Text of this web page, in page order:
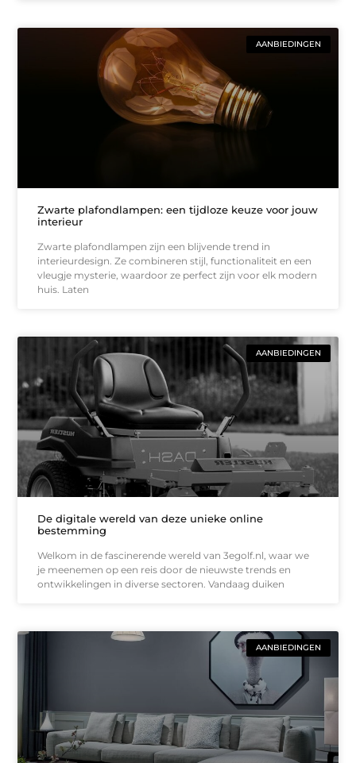
AANBIEDINGEN
Zwarte plafondlampen: een tijdloze keuze voor jouw
interieur
Zwarte plafondlampen zijn een blijvende trend in
interieurdesign. Ze combineren stijl, functionaliteit en een
vleugje mysterie, waardoor ze perfect zijn voor elk modern
huis. Laten
AANBIEDINGEN
De digitale wereld van deze unieke online
bestemming
Welkom in de fascinerende wereld van 3egolf.nl, waar we
je meenemen op een reis door de nieuwste trends en
ontwikkelingen in diverse sectoren. Vandaag duiken
AANBIEDINGEN